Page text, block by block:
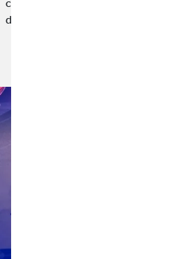
convicción de que las empresas
desempeñar en el apoyo a causas